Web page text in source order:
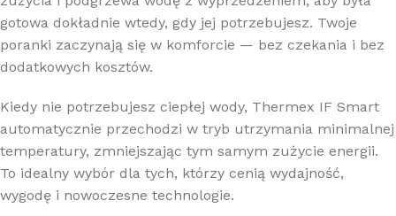
gotowa dokładnie wtedy, gdy jej potrzebujesz. Twoje
poranki zaczynają się w komforcie — bez czekania i bez
dodatkowych kosztów.
Kiedy nie potrzebujesz ciepłej wody, Thermex IF Smart
automatycznie przechodzi w tryb utrzymania minimalnej
temperatury, zmniejszając tym samym zużycie energii.
To idealny wybór dla tych, którzy cenią wydajność,
wygodę i nowoczesne technologie.